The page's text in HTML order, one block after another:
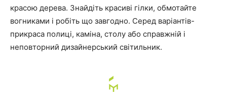
красою дерева. Знайдіть красиві гілки, обмотайте
вогниками і робіть що завгодно. Серед варіантів-
прикраса полиці, каміна, столу або справжній і
неповторний дизайнерський світильник.